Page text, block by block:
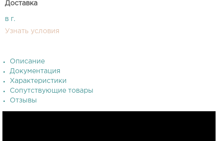
Доставка
в г.
Узнать условия
Описание
Документация
Характеристики
Сопутствующие товары
Отзывы